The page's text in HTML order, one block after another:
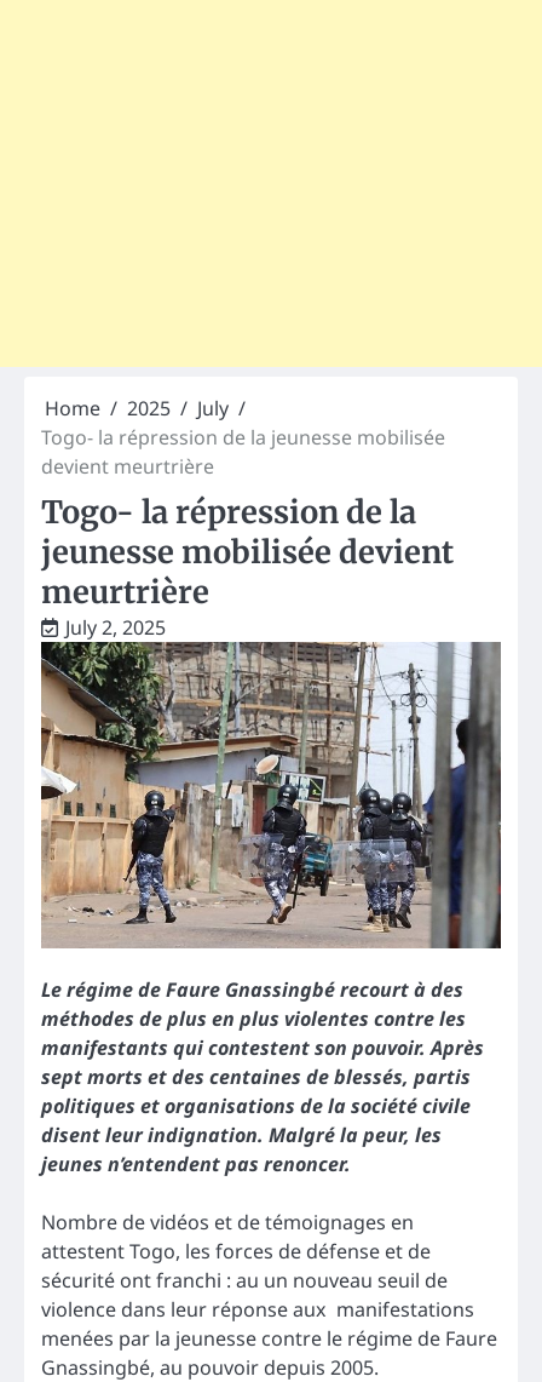
Home 2025
July
Togo- la répression de la jeunesse mobilisée
devient meurtrière
Togo- la répression de la
jeunesse mobilisée devient
meurtrière
July 2, 2025
Le régime de Faure Gnassingbé recourt à des
méthodes de plus en plus violentes contre les
manifestants qui contestent son pouvoir. Après
sept morts et des centaines de blessés, partis
politiques et organisations de la société civile
disent leur indignation. Malgré la peur, les
jeunes n’entendent pas renoncer.
Nombre de vidéos et de témoignages en
attestent Togo, les forces de défense et de
sécurité ont franchi : au un nouveau seuil de
violence dans leur réponse aux manifestations
menées par la jeunesse contre le régime de Faure
Gnassingbé, au pouvoir depuis 2005.